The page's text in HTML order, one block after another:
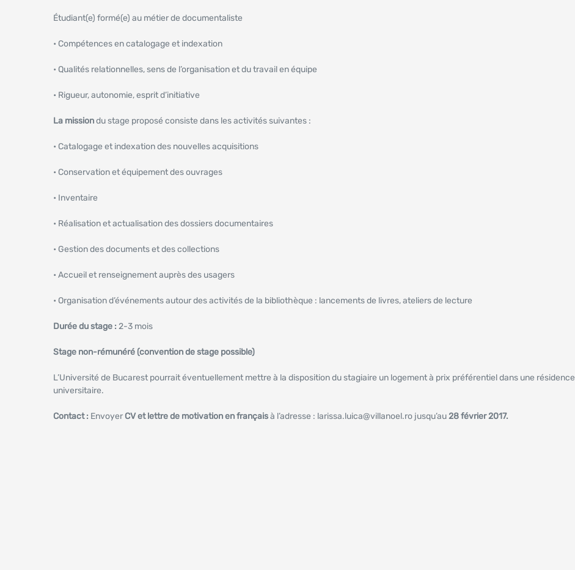
Étudiant(e) formé(e) au métier de documentaliste
• Compétences en catalogage et indexation
• Qualités relationnelles, sens de l’organisation et du travail en équipe
• Rigueur, autonomie, esprit d’initiative
La missiondu stage proposé consiste dans les activités suivantes :
• Catalogage et indexation des nouvelles acquisitions
• Conservation et équipement des ouvrages
• Inventaire
• Réalisation et actualisation des dossiers documentaires
• Gestion des documents et des collections
• Accueil et renseignement auprès des usagers
• Organisation d’événements autour des activités de la bibliothèque : lancements de livres, ateliers de lecture
Durée du stage : 2-3 mois
Stage non-rémunéré (convention de stage possible)
L’Université de Bucarest pourrait éventuellement mettre à la disposition du stagiaire un logement à prix préférentiel dans une résidence
universitaire.
Contact : Envoyer CV et lettre de motivation en françaisà l’adresse : larissa.luica@villanoel.ro jusqu’au28 février 2017.